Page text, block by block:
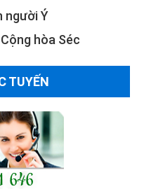
người Ý
hòa Séc
TUYẾN